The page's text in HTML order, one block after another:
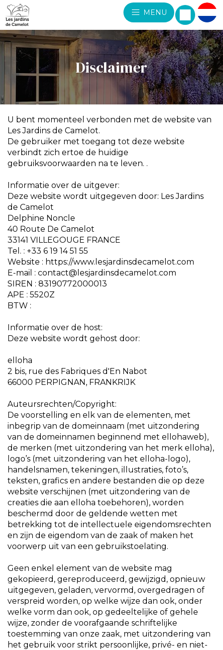
MENU
Disclaimer
U bent momenteel verbonden met de website van
Les Jardins de Camelot.
De gebruiker met toegang tot deze website
verbindt zich ertoe de huidige
gebruiksvoorwaarden na te leven. .
Informatie over de uitgever:
Deze website wordt uitgegeven door: Les Jardins
de Camelot
Delphine Noncle
40 Route De Camelot
33141 VILLEGOUGE FRANCE
Tel. : +33 6 19 14 51 55
Website : https://www.lesjardinsdecamelot.com
E-mail : contact@lesjardinsdecamelot.com
SIREN : 83190772000013
APE : 5520Z
BTW :
Informatie over de host:
Deze website wordt gehost door:
elloha
2 bis, rue des Fabriques d'En Nabot
66000 PERPIGNAN, FRANKRIJK
Auteursrechten/Copyright:
De voorstelling en elk van de elementen, met
inbegrip van de domeinnaam (met uitzondering
van de domeinnamen beginnend met ellohaweb),
de merken (met uitzondering van het merk elloha),
logo’s (met uitzondering van het elloha-logo),
handelsnamen, tekeningen, illustraties, foto’s,
teksten, grafics en andere bestanden die op deze
website verschijnen (met uitzondering van de
creaties die aan elloha toebehoren), worden
beschermd door de geldende wetten met
betrekking tot de intellectuele eigendomsrechten
en zijn de eigendom van de zaak of maken het
voorwerp uit van een gebruikstoelating.
Geen enkel element van de website mag
gekopieerd, gereproduceerd, gewijzigd, opnieuw
uitgegeven, geladen, vervormd, overgedragen of
verspreid worden, op welke wijze dan ook, onder
welke vorm dan ook, op gedeeltelijke of gehele
wijze, zonder de voorafgaande schriftelijke
toestemming van onze zaak, met uitzondering van
het gebruik voor strikt persoonlijke, privé- en niet-